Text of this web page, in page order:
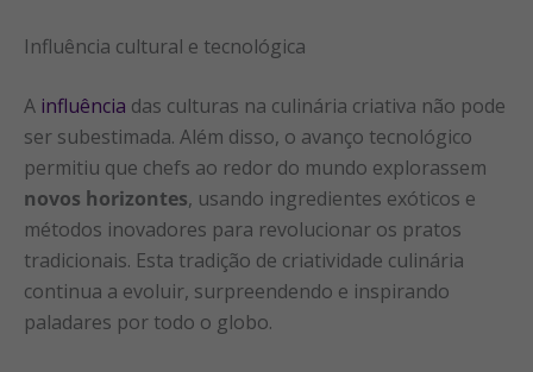
Influência cultural e tecnológica
A influência das culturas na culinária criativa não pode
ser subestimada. Além disso, o avanço tecnológico
permitiu que chefs ao redor do mundo explorassem
novos horizontes, usando ingredientes exóticos e
métodos inovadores para revolucionar os pratos
tradicionais. Esta tradição de criatividade culinária
continua a evoluir, surpreendendo e inspirando
paladares por todo o globo.